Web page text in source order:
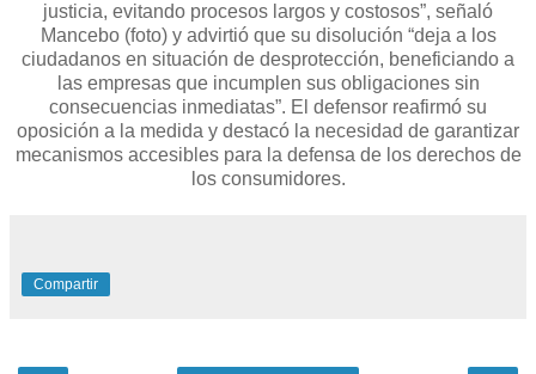
justicia, evitando procesos largos y costosos”, señaló
Mancebo (foto) y advirtió que su disolución “deja a los
ciudadanos en situación de desprotección, beneficiando a
las empresas que incumplen sus obligaciones sin
consecuencias inmediatas”. El defensor reafirmó su
oposición a la medida y destacó la necesidad de garantizar
mecanismos accesibles para la defensa de los derechos de
los consumidores.
Compartir